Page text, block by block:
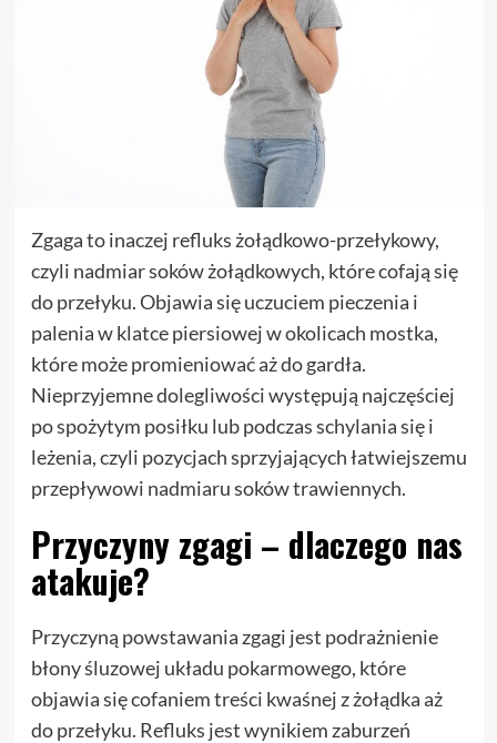
Zgaga to inaczej refluks żołądkowo-przełykowy,
czyli nadmiar soków żołądkowych, które cofają się
do przełyku. Objawia się uczuciem pieczenia i
palenia w klatce piersiowej w okolicach mostka,
które może promieniować aż do gardła.
Nieprzyjemne dolegliwości występują najczęściej
po spożytym posiłku lub podczas schylania się i
leżenia, czyli pozycjach sprzyjających łatwiejszemu
przepływowi nadmiaru soków trawiennych.
Przyczyny zgagi – dlaczego nas
atakuje?
Przyczyną powstawania zgagi jest podrażnienie
błony śluzowej układu pokarmowego, które
objawia się cofaniem treści kwaśnej z żołądka aż
do przełyku. Refluks jest wynikiem zaburzeń